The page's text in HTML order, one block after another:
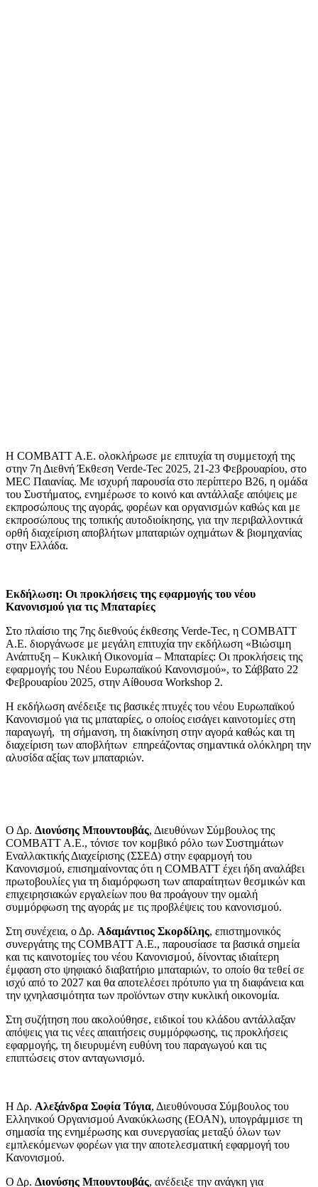
Η COMBATT A.E. ολοκλήρωσε με επιτυχία τη συμμετοχή της
στην 7η Διεθνή Έκθεση Verde-Tec 2025, 21-23 Φεβρουαρίου, στο
MEC Παιανίας. Με ισχυρή παρουσία στο περίπτερο B26, η ομάδα
του Συστήματος, ενημέρωσε το κοινό και αντάλλαξε απόψεις με
εκπροσώπους της αγοράς, φορέων και οργανισμών καθώς και με
εκπροσώπους της τοπικής αυτοδιοίκησης, για την περιβαλλοντικά
ορθή διαχείριση αποβλήτων μπαταριών οχημάτων & βιομηχανίας
στην Ελλάδα.
Εκδήλωση: Οι προκλήσεις της εφαρμογής του νέου
Κανονισμού για τις Μπαταρίες
Στο πλαίσιο της 7ης διεθνούς έκθεσης Verde-Tec, η COMBATT
A.E. διοργάνωσε με μεγάλη επιτυχία την εκδήλωση «Βιώσιμη
Ανάπτυξη – Κυκλική Οικονομία – Μπαταρίες: Οι προκλήσεις της
εφαρμογής του Νέου Ευρωπαϊκού Κανονισμού», το Σάββατο 22
Φεβρουαρίου 2025, στην Αίθουσα Workshop 2.
Η εκδήλωση ανέδειξε τις βασικές πτυχές του νέου Ευρωπαϊκού
Κανονισμού για τις μπαταρίες, ο οποίος εισάγει καινοτομίες στη
παραγωγή, τη σήμανση, τη διακίνηση στην αγορά καθώς και τη
διαχείριση των αποβλήτων επηρεάζοντας σημαντικά ολόκληρη την
αλυσίδα αξίας των μπαταριών.
Ο Δρ. Διονύσης Μπουντουβάς, Διευθύνων Σύμβουλος της
COMBATT A.E., τόνισε τον κομβικό ρόλο των Συστημάτων
Εναλλακτικής Διαχείρισης (ΣΣΕΔ) στην εφαρμογή του
Κανονισμού, επισημαίνοντας ότι η COMBATT έχει ήδη αναλάβει
πρωτοβουλίες για τη διαμόρφωση των απαραίτητων θεσμικών και
επιχειρησιακών εργαλείων που θα προάγουν την ομαλή
συμμόρφωση της αγοράς με τις προβλέψεις του κανονισμού.
Στη συνέχεια, ο Δρ. Αδαμάντιος Σκορδίλης, επιστημονικός
συνεργάτης της COMBATT A.E., παρουσίασε τα βασικά σημεία
και τις καινοτομίες του νέου Κανονισμού, δίνοντας ιδιαίτερη
έμφαση στο ψηφιακό διαβατήριο μπαταριών, το οποίο θα τεθεί σε
ισχύ από το 2027 και θα αποτελέσει πρότυπο για τη διαφάνεια και
την ιχνηλασιμότητα των προϊόντων στην κυκλική οικονομία.
Στη συζήτηση που ακολούθησε, ειδικοί του κλάδου αντάλλαξαν
απόψεις για τις νέες απαιτήσεις συμμόρφωσης, τις προκλήσεις
εφαρμογής, τη διευρυμένη ευθύνη του παραγωγού και τις
επιπτώσεις στον ανταγωνισμό.
Η Δρ. Αλεξάνδρα Σοφία Τόγια, Διευθύνουσα Σύμβουλος του
Ελληνικού Οργανισμού Ανακύκλωσης (ΕΟΑΝ), υπογράμμισε τη
σημασία της ενημέρωσης και συνεργασίας μεταξύ όλων των
εμπλεκόμενων φορέων για την αποτελεσματική εφαρμογή του
Κανονισμού.
Ο Δρ. Διονύσης Μπουντουβάς, ανέδειξε την ανάγκη για